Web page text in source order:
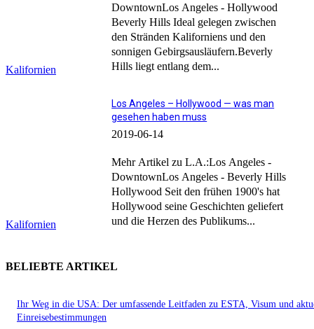
Kalifornien
DowntownLos Angeles - Hollywood
Beverly Hills Ideal gelegen zwischen
den Stränden Kaliforniens und den
sonnigen Gebirgsausläufern.Beverly
Hills liegt entlang dem...
Kalifornien
Los Angeles – Hollywood — was man
gesehen haben muss
2019-06-14
Mehr Artikel zu L.A.:Los Angeles -
DowntownLos Angeles - Beverly Hills
Hollywood Seit den frühen 1900's hat
Hollywood seine Geschichten geliefert
und die Herzen des Publikums...
BELIEBTE ARTIKEL
Ihr Weg in die USA: Der umfassende Leitfaden zu ESTA, Visum und
Einreisebestimmungen